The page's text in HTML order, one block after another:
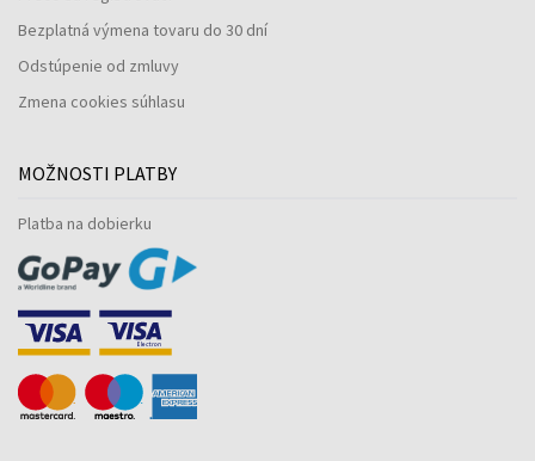
Bezplatná výmena tovaru do 30 dní
Odstúpenie od zmluvy
Zmena cookies súhlasu
MOŽNOSTI PLATBY
Platba na dobierku